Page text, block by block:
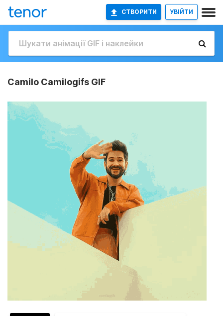
СТВОРИТИ УВІЙТИ
Camilo Camilogifs GIF